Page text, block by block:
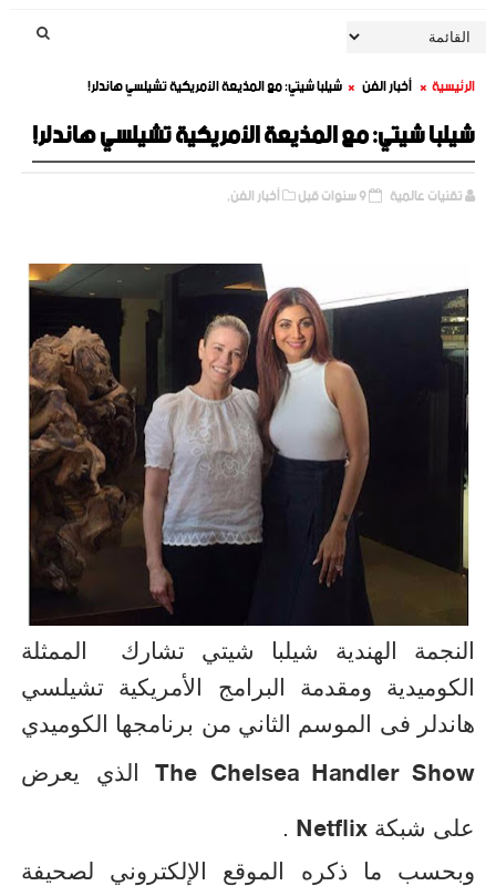
الرئيسية أخبار الفن شيلبا شيتي: مع المذيعة الأمريكية تشيلسي هاندلر!
شيلبا شيتي: مع المذيعة الأمريكية تشيلسي هاندلر!
تقنيات عالمية 9 سنوات قبل أخبار الفن,
النجمة الهندية شيلبا شيتي تشارك
الممثلة
الكوميدية ومقدمة البرامج الأمريكية تشيلسي
هاندلر فى الموسم الثاني من برنامجها الكوميدي
The Chelsea Handler Showالذي يعرض
على شبكة Netflix
.
وبحسب ما ذكره الموقع الإلكتروني لصحيفة